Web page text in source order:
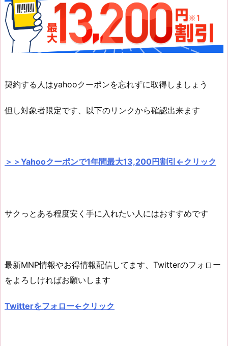
契約する人はyahooクーポンを忘れずに取得しましょう
但し対象者限定です、以下のリンクから確認出来ます
＞＞Yahooクーポンで1年間最大13,200円割引←クリック
サクっとある程度安く手に入れたい人にはおすすめです
最新MNP情報やお得情報配信してます、Twitterのフォロー
をよろしければお願いします
Twitterをフォロー←クリック